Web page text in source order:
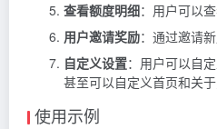
查看额度明细：用户可以
用户邀请奖励：通过邀请
自定义设置：用户可以自
甚至可以自定义首页和关于
使用示例